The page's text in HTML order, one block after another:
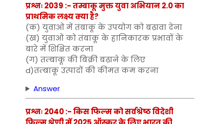
प्रश्नः 2039 :- तम्बाकू मुक्त युवा अभियान 2.0 का
प्राथमिक लक्ष्य क्या है?
(क) युवाओं में तंबाकू के उपयोग को बढ़ावा देना
(ख) युवाओं को तंबाकू के हानिकारक प्रभावों के
बारे में शिक्षित करना
(ग) तम्बाकू की बिक्री बढ़ाने के लिए
d)तम्बाकू उत्पादों की कीमत कम करना
Answer
प्रश्नः 2040 :- किस फिल्म को सर्वश्रेष्ठ विदेशी